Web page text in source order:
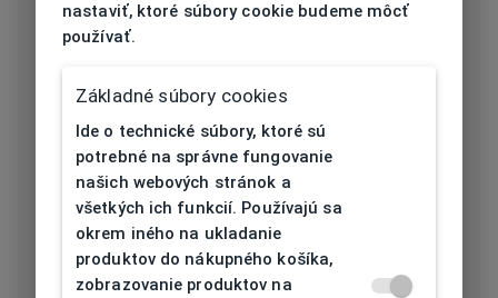
Značka ESPRIT
Druh rámu
Určenie Dámska
Typ rámu Celoobruba
Materiál rámu Plast
Farba rámu Havana, Hnedá
nastaviť, ktoré súbory cookie budeme môcť
používať.
Základné súbory cookies
Ide o technické súbory, ktoré sú
potrebné na správne fungovanie
našich webových stránok a
všetkých ich funkcií. Používajú sa
okrem iného na ukladanie
produktov do nákupného košíka,
zobrazovanie produktov na